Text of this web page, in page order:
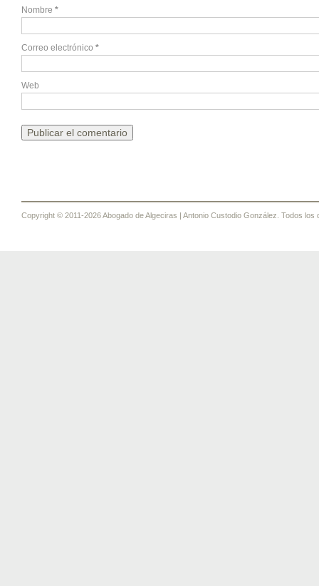
Nombre *
Correo electrónico *
Web
Copyright © 2011-2026 Abogado de Algeciras | Antonio Custodio González. Todos